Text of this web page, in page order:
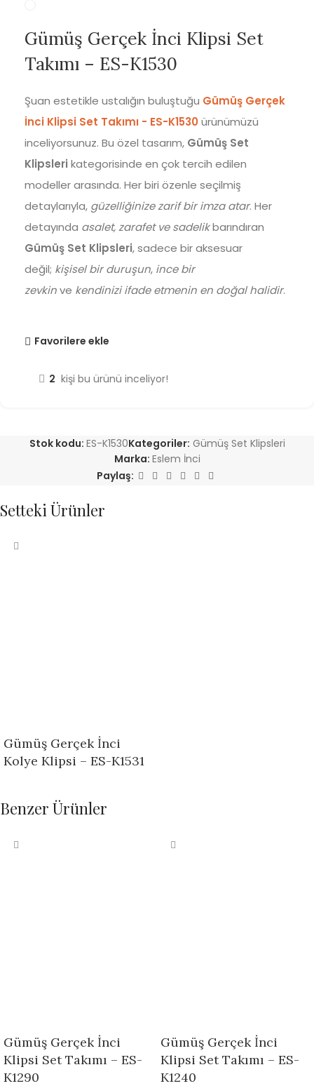
Gümüş Gerçek İnci Klipsi Set
Takımı – ES-K1530
Şuan estetikle ustalığın buluştuğu Gümüş Gerçek
İnci Klipsi Set Takımı - ES-K1530ürünümüzü
inceliyorsunuz. Bu özel tasarım, Gümüş Set
Klipsleri kategorisinde en çok tercih edilen
modeller arasında. Her biri özenle seçilmiş
detaylarıyla, güzelliğinize zarif bir imza atar. Her
detayında asalet, zarafet ve sadelikbarındıran
Gümüş Set Klipsleri, sadece bir aksesuar
değil; kişisel bir duruşun, ince bir
zevkinve kendinizi ifade etmenin en doğal halidir.
Favorilere ekle
2 kişi bu ürünü inceliyor!
Stok kodu: ES-K1530Kategoriler: Gümüş Set Klipsleri
Marka: Eslem İnci
Paylaş:
Setteki Ürünler
Gümüş Gerçek İnci
Kolye Klipsi – ES-K1531
Benzer Ürünler
Gümüş Gerçek İnci
Klipsi Set Takımı – ES-
K1290
Gümüş Gerçek İnci
Klipsi Set Takımı – ES-
K1240